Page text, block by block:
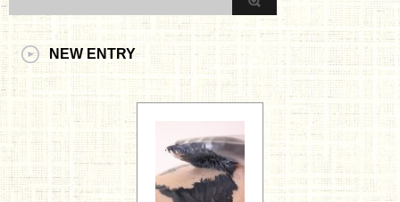
NEW ENTRY